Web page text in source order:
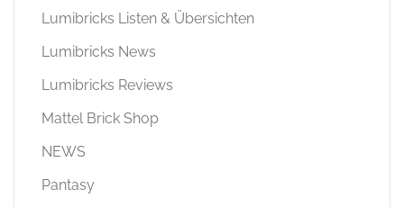
Lumibricks Listen & Übersichten
Lumibricks News
Lumibricks Reviews
Mattel Brick Shop
NEWS
Pantasy